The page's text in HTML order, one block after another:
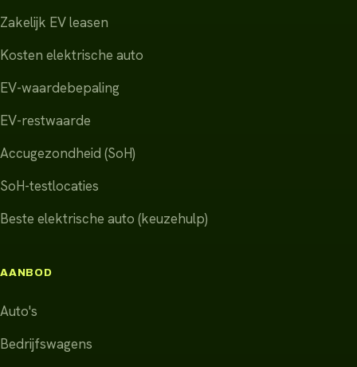
Zakelijk EV leasen
Kosten elektrische auto
EV-waardebepaling
EV-restwaarde
Accugezondheid (SoH)
SoH-testlocaties
Beste elektrische auto (keuzehulp)
AANBOD
Auto's
Bedrijfswagens